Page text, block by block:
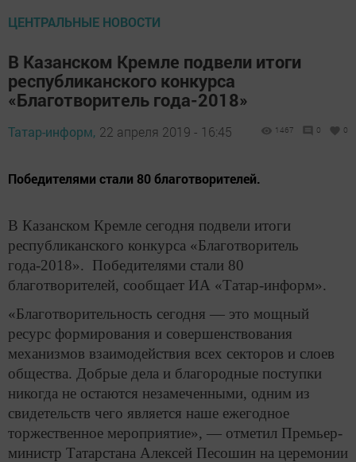
ЦЕНТРАЛЬНЫЕ НОВОСТИ
В Казанском Кремле подвели итоги
республиканского конкурса
«Благотворитель года-2018»
Татар-информ, 22 апреля 2019 - 16:45 1467 0 0
Победителями стали 80 благотворителей.
В Казанском Кремле сегодня подвели итоги
республиканского конкурса «Благотворитель
года-2018». Победителями стали 80
благотворителей, сообщает ИА «Татар-информ».
«Благотворительность сегодня — это мощный
ресурс формирования и совершенствования
механизмов взаимодействия всех секторов и слоев
общества. Добрые дела и благородные поступки
никогда не остаются незамеченными, одним из
свидетельств чего является наше ежегодное
торжественное мероприятие», — отметил Премьер-
министр Татарстана Алексей Песошин на церемонии